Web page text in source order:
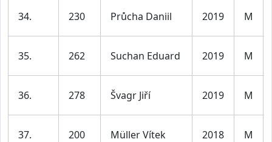
34. 230 Průcha Daniil 2019 M
35. 262 Suchan Eduard 2019 M
36. 278 Švagr Jiří 2019 M
37. 200 Müller Vítek 2018 M